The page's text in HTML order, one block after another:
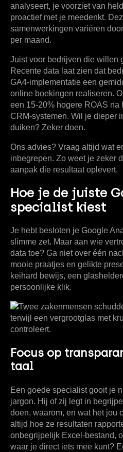
analyseert, je voorziet van
proactief met je meedenkt.
samenwerkingen variëren
per maand.
Juist voor bedrijven die willen
Recente data laat zien dat
GA4-implementatie een
online boekingen realiseren.
een 15-20% hogere ROAS na
CRM-systemen. Wil je dieper
duiken? Zeker doen.
Ons advies? Vraag altijd wat
inbegrepen. Zo weet je zeker
aanpak die resultaat oplevert.
Hoe je de juiste
specialist kiest
Je hebt besloten je Google
slimme zet. Maar aan wie
data toe? Ga niet over één
mooie praatjes en gelikte
keihard bewijs, een
persoonlijke klik.
Focus op
taal
Een goede specialist gooit je
jargon. Hij of zij legt in
doen, waarom, en wat het jou
altijd hoe ze resultaten
onbegrijpelijk Excel-bestand,
waar je direct iets mee kunt?